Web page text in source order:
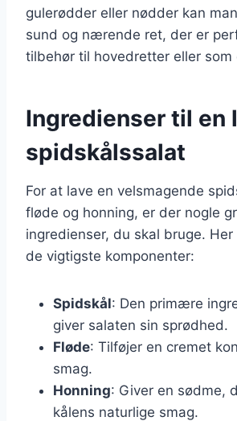
gulerødder eller nødder kan
sund og nærende ret, der er
tilbehør til hovedretter eller som
Ingredienser til
spidskålssalat
For at lave en velsmagende
fløde og honning, er der nogle
ingredienser, du skal bruge.
de vigtigste komponenter:
Spidskål: Den primære
giver salaten sin sprødhed.
Fløde: Tilføjer en cremet
smag.
Honning: Giver en sødme,
kålens naturlige smag.